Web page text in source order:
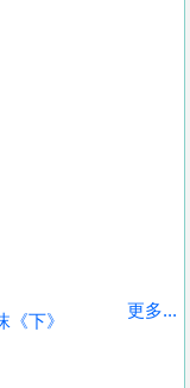
下》
更多...